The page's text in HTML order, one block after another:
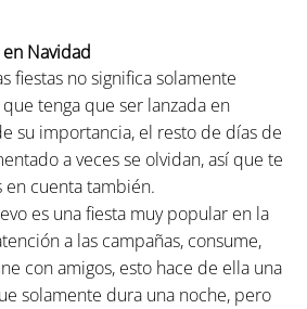
Navidad
fiestas no significa solamente
tenga que ser lanzada en
su importancia, el resto de días de
a veces se olvidan, así que te
cuenta también.
es una fiesta muy popular en la
a las campañas, consume,
con amigos, esto hace de ella una
solamente dura una noche, pero